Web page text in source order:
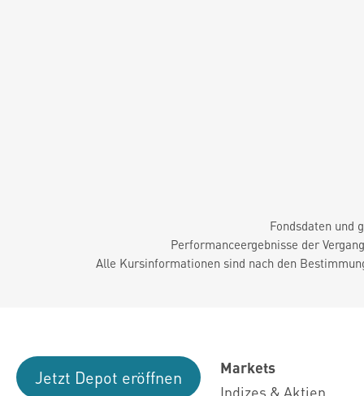
Fondsdaten und
Performanceergebnisse der
Alle Kursinformationen sind nach den
Jetzt Depot eröffnen
Markets
Indizes & Aktien